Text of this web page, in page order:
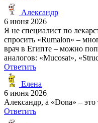
Александр
6 июня 2026
Я не специалист по
спросить «Rumalon» –
врач в Египте – можно
аналогов: «Mucosat»,
Ответить
Елена
6 июня 2026
Александр, а «Dona» –
Ответить